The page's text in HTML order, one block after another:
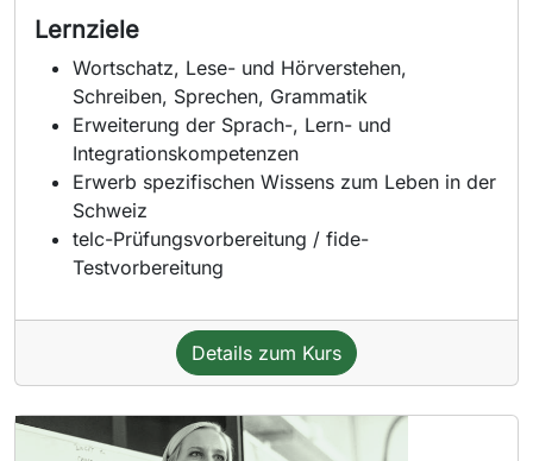
Lernziele
Wortschatz, Lese- und Hörverstehen,
Schreiben, Sprechen, Grammatik
Erweiterung der Sprach-, Lern- und
Integrationskompetenzen
Erwerb spezifischen Wissens zum Leben in der
Schweiz
telc-Prüfungsvorbereitung / fide-
Testvorbereitung
Details zum Kurs